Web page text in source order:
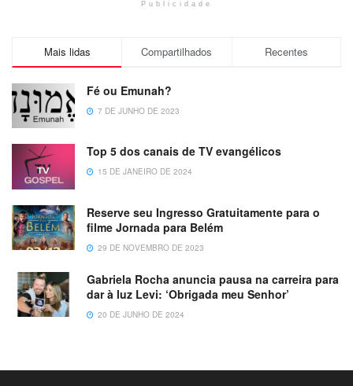
Publicidade
Mais lidas Compartilhados Recentes
Fé ou Emunah?
7 DE JUNHO DE 2023
Top 5 dos canais de TV evangélicos
15 DE JANEIRO DE 2024
Reserve seu Ingresso Gratuitamente para o
filme Jornada para Belém
29 DE NOVEMBRO DE 2023
Gabriela Rocha anuncia pausa na carreira para
dar à luz Levi: ‘Obrigada meu Senhor’
20 DE JUNHO DE 2024